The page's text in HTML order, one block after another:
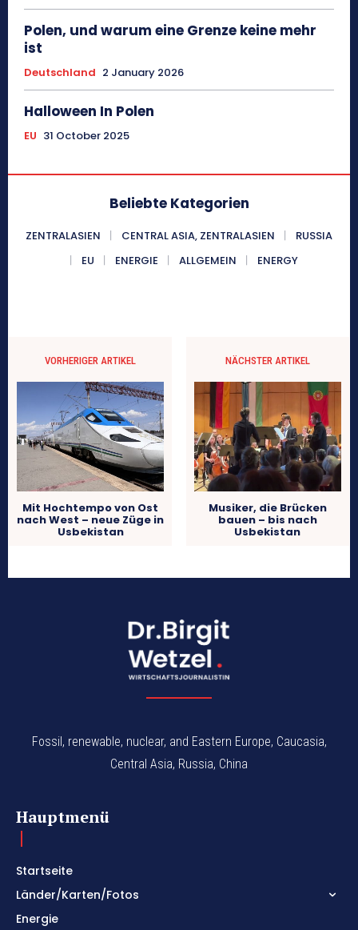
Polen, und warum eine Grenze keine mehr
ist
Deutschland 2 January 2026
Halloween In Polen
EU 31 October 2025
Beliebte Kategorien
ZENTRALASIEN CENTRAL ASIA, ZENTRALASIEN
RUSSIA
EU
ENERGIE ALLGEMEIN ENERGY
VORHERIGER ARTIKEL
Mit Hochtempo von Ost
nach West – neue Züge in
Usbekistan
NÄCHSTER ARTIKEL
Musiker, die Brücken
bauen – bis nach
Usbekistan
Fossil, renewable, nuclear, and Eastern Europe, Caucasia,
Central Asia, Russia, China
Hauptmenü
Startseite
Länder/Karten/Fotos
Energie